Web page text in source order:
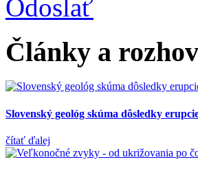
Odoslať
Články a
Slovenský geológ skúma dôsledky
čítať ďalej